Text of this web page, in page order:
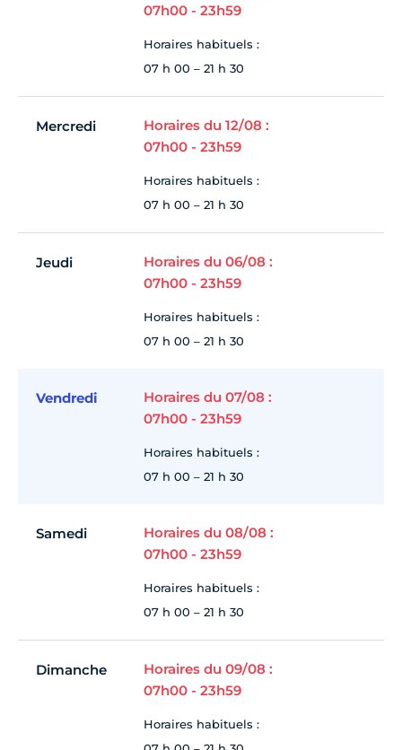
07h00 - 23h59
Horaires habituels :
07 h 00 – 21 h 30
Mercredi
Horaires du 12/08 :
07h00 - 23h59
Horaires habituels :
07 h 00 – 21 h 30
Jeudi
Horaires du 06/08 :
07h00 - 23h59
Horaires habituels :
07 h 00 – 21 h 30
Vendredi
Horaires du 07/08 :
07h00 - 23h59
Horaires habituels :
07 h 00 – 21 h 30
Samedi
Horaires du 08/08 :
07h00 - 23h59
Horaires habituels :
07 h 00 – 21 h 30
Dimanche
Horaires du 09/08 :
07h00 - 23h59
Horaires habituels :